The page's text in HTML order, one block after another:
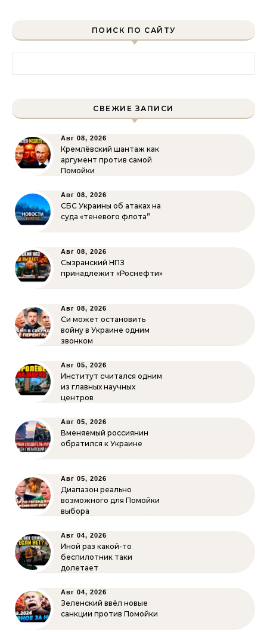
ПОИСК ПО САЙТУ
СВЕЖИЕ ЗАПИСИ
Авг 08, 2026
Кремлёвский шантаж как
аргумент против самой
Помойки
Авг 08, 2026
СБС Украины об атаках на
суда «теневого флота”
Авг 08, 2026
Сызранский НПЗ
принадлежит «Роснефти»
Авг 08, 2026
Си может остановить
войну в Украине одним
звонком
Авг 05, 2026
Институт считался одним
из главных научных
центров
Авг 05, 2026
Вменяемый россиянин
обратился к Украине
Авг 05, 2026
Диапазон реально
возможного для Помойки
выбора
Авг 04, 2026
Иной раз какой-то
беспилотник таки
долетает
Авг 04, 2026
Зеленский ввёл новые
санкции против Помойки